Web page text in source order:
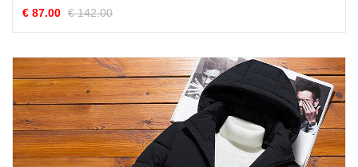
€ 87.00 € 142.00